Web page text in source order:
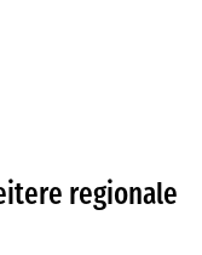
regionale